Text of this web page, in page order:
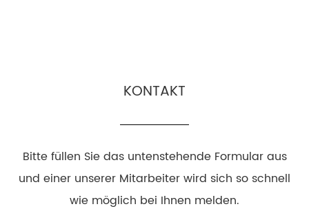
KONTAKT
Bitte füllen Sie das untenstehende Formular aus
und einer unserer Mitarbeiter wird sich so schnell
wie möglich bei Ihnen melden.